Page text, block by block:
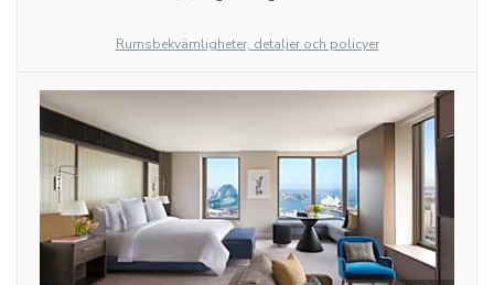
Rumsbekvämligheter, detaljer och policyer